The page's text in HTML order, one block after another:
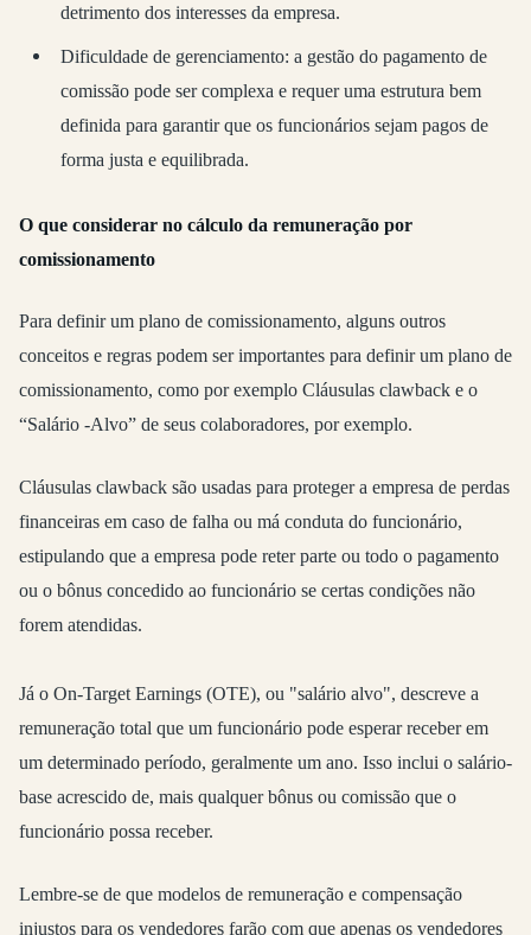
detrimento dos interesses da empresa.
Dificuldade de gerenciamento: a gestão do pagamento de
comissão pode ser complexa e requer uma estrutura bem
definida para garantir que os funcionários sejam pagos de
forma justa e equilibrada.
O que considerar no cálculo da remuneração por
comissionamento
Para definir um plano de comissionamento, alguns outros
conceitos e regras podem ser importantes para definir um plano de
comissionamento, como por exemplo Cláusulas clawback e o
“Salário -Alvo” de seus colaboradores, por exemplo.
Cláusulas clawback são usadas para proteger a empresa de perdas
financeiras em caso de falha ou má conduta do funcionário,
estipulando que a empresa pode reter parte ou todo o pagamento
ou o bônus concedido ao funcionário se certas condições não
forem atendidas.
Já o On-Target Earnings (OTE), ou "salário alvo", descreve a
remuneração total que um funcionário pode esperar receber em
um determinado período, geralmente um ano. Isso inclui o salário-
base acrescido de, mais qualquer bônus ou comissão que o
funcionário possa receber.
Lembre-se de que modelos de remuneração e compensação
injustos para os vendedores farão com que apenas os vendedores